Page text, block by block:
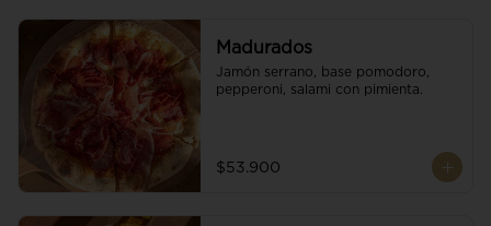
Madurados
Jamón serrano, base pomodoro,
pepperoni, salami con pimienta.
$53.900